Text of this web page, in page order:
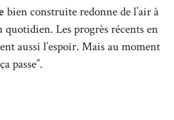
bien construite redonne de l’air à
Les progrès récents en
aussi l’espoir. Mais au moment
passe”.